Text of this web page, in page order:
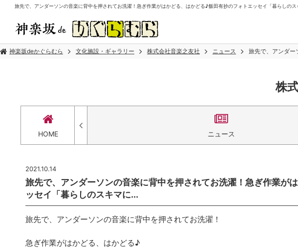
旅先で、アンダーソンの音楽に背中を押されてお洗濯！急ぎ作業がはかどる、はかどる♪飯田有抄のフォトエッセイ「暮らしの
神楽坂deかぐらむら 文化施設・ギャラリー 株式会社音楽之友社 ニュース 旅先で、アンダー
株
HOME ニュース
2021.10.14
旅先で、アンダーソンの音楽に背中を押されてお洗濯！急ぎ作業が
ッセイ「暮らしのスキマに...
旅先で、アンダーソンの音楽に背中を押されてお洗濯！
急ぎ作業がはかどる、はかどる♪